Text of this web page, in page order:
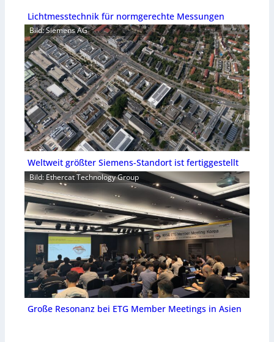
Lichtmesstechnik für normgerechte Messungen
Bild: Siemens AG
Weltweit größter Siemens-Standort ist fertiggestellt
Bild: Ethercat Technology Group
Große Resonanz bei ETG Member Meetings in Asien